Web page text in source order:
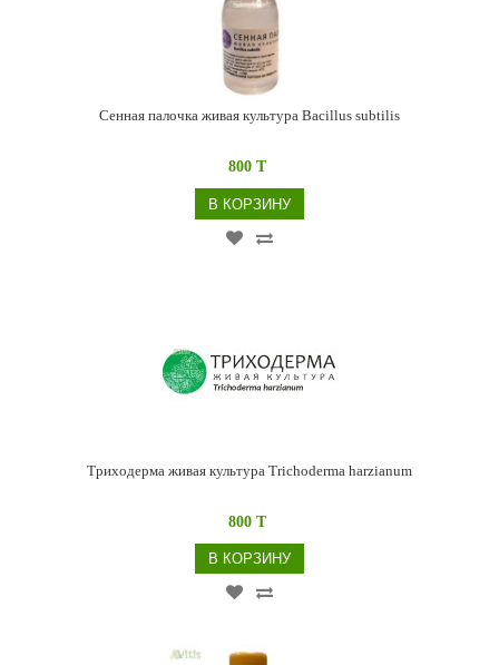
Сенная палочка живая культура Bacillus subtilis
800 T
В КОРЗИНУ
Триходерма живая культура Trichoderma harzianum
800 T
В КОРЗИНУ